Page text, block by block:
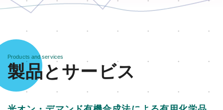
Products and services
製品とサービス